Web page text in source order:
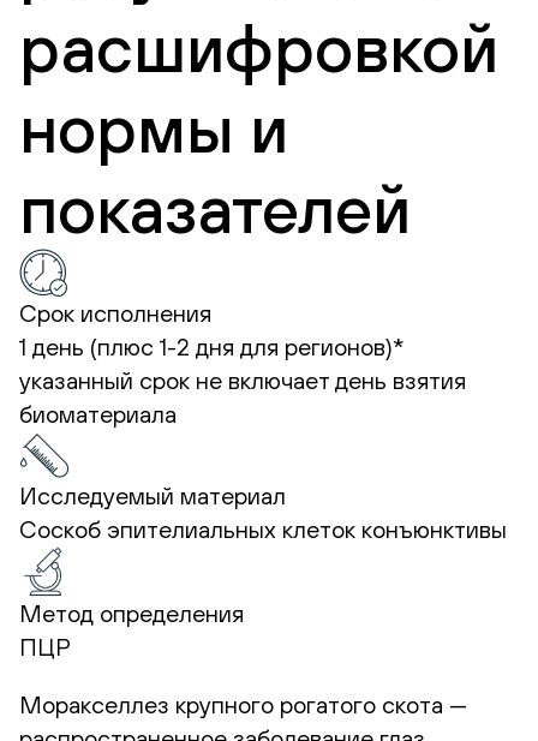
расшифровкой
нормы и
показателей
Срок исполнения
1 день (плюс 1-2 дня для регионов)*
указанный срок не включает день взятия
биоматериала
Исследуемый материал
Соскоб эпителиальных клеток конъюнктивы
Метод определения
ПЦР
Моракселлез крупного рогатого скота —